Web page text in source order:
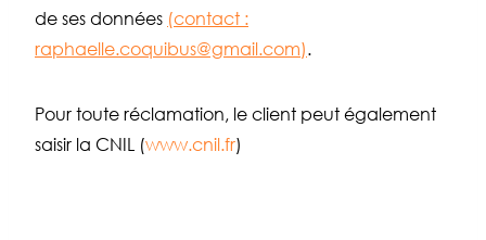
de ses données (contact :
raphaelle.coquibus@gmail.com).
Pour toute réclamation, le client peut également
saisir la CNIL (www.cnil.fr)